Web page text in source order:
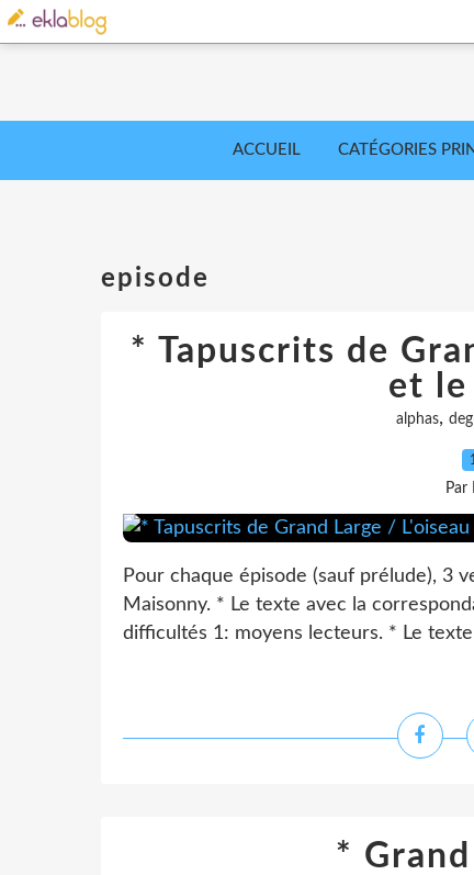
ACCUEIL CATÉGORIES
episode
* Tapuscrits de
et le
alphas,
Par
Pour chaque épisode (sauf prélude), 3
Maisonny. * Le texte avec la
difficultés 1: moyens lecteurs. * Le
*